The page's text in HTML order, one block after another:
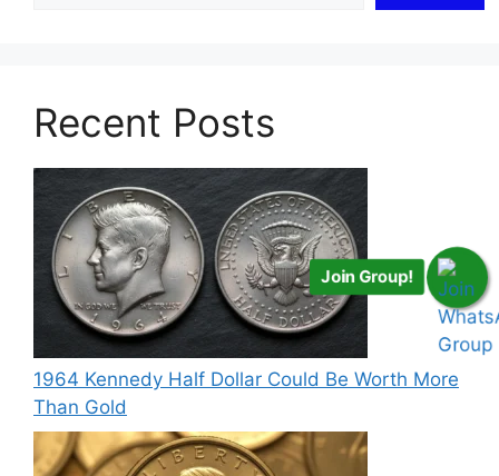
Recent Posts
1964 Kennedy Half Dollar Could Be Worth More
Than Gold
Join Group!